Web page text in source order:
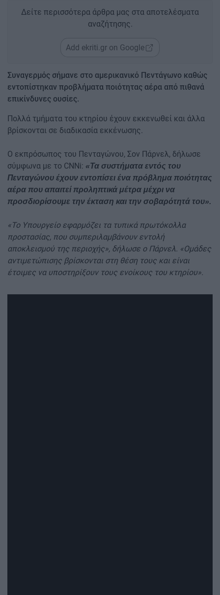
Δείτε περισσότερα άρθρα μας στα αποτελέσματα
αναζήτησης.
Add ekriti.gr on Google
Συναγερμός σήμανε στο αμερικανικό Πεντάγωνο καθώς
εντοπίστηκαν προβλήματα ποιότητας αέρα από πιθανά
επικίνδυνες ουσίες.
Πολλά τμήματα του κτηρίου έχουν εκκενωθεί και άλλα
βρίσκονται σε διαδικασία εκκένωσης.
Ο εκπρόσωπος του Πενταγώνου, Σον Πάρνελ, δήλωσε
σύμφωνα με το CNNi: «Τα συστήματα εντός του
Πενταγώνου έχουν εντοπίσει ένα πρόβλημα ποιότητας
αέρα που απαιτεί προληπτικά μέτρα μέχρι να
προσδιορίσουμε την έκταση και την σοβαρότητά του».
«Το Υπουργείο εφαρμόζει τα τυπικά πρωτόκολλα
προστασίας, που συμπεριλαμβάνουν εντολή
αποκλεισμού της περιοχής», δήλωσε ο Πάρνελ. «Ομάδες
αντιμετώπισης βρίσκονται στη θέση τους και είναι
έτοιμες να υποστηρίξουν τους ενοίκους του κτηρίου».